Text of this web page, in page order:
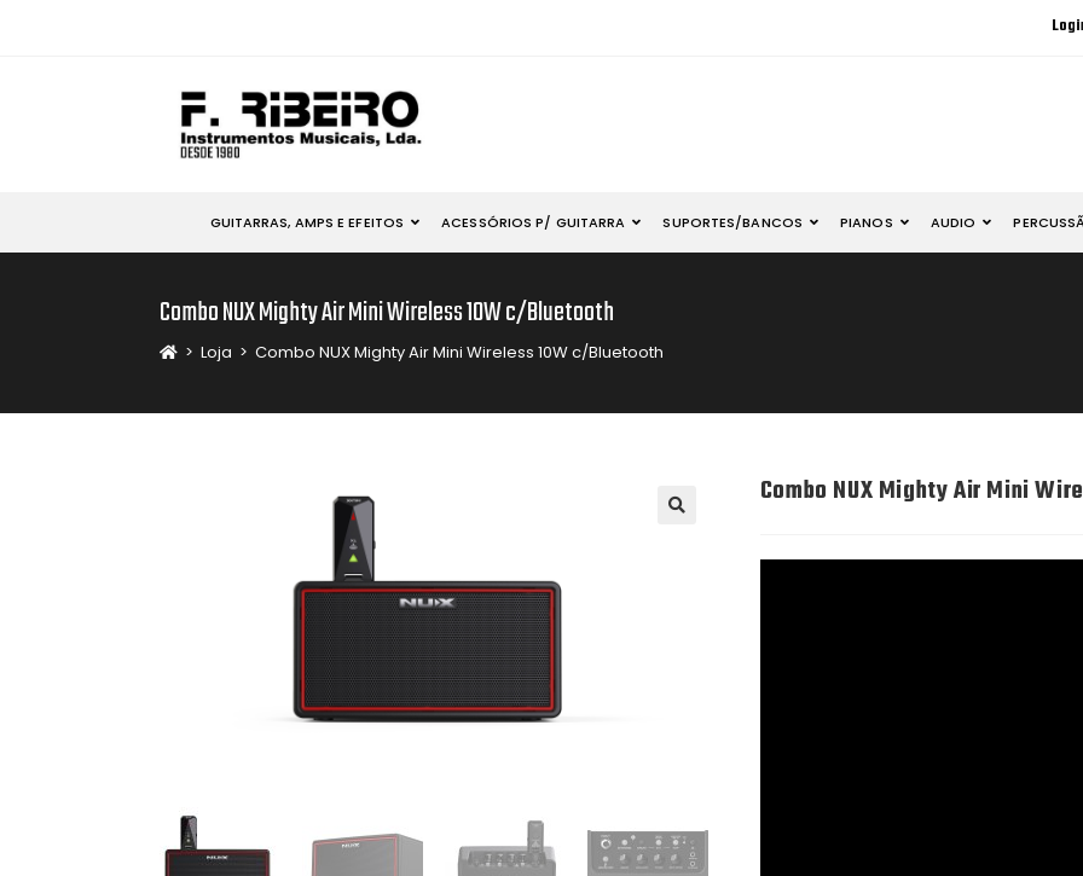
GUITARRAS, AMPS E EFEITOS ACESSÓRIOS P/ GUITARRA SUPORTES/BANCOS PIANOS AUDIO
Combo NUX Mighty Air Mini Wireless 10W c/Bluetooth
> Loja > Combo NUX Mighty Air Mini Wireless 10W c/Bluetooth
Combo NUX Mighty Air Mini